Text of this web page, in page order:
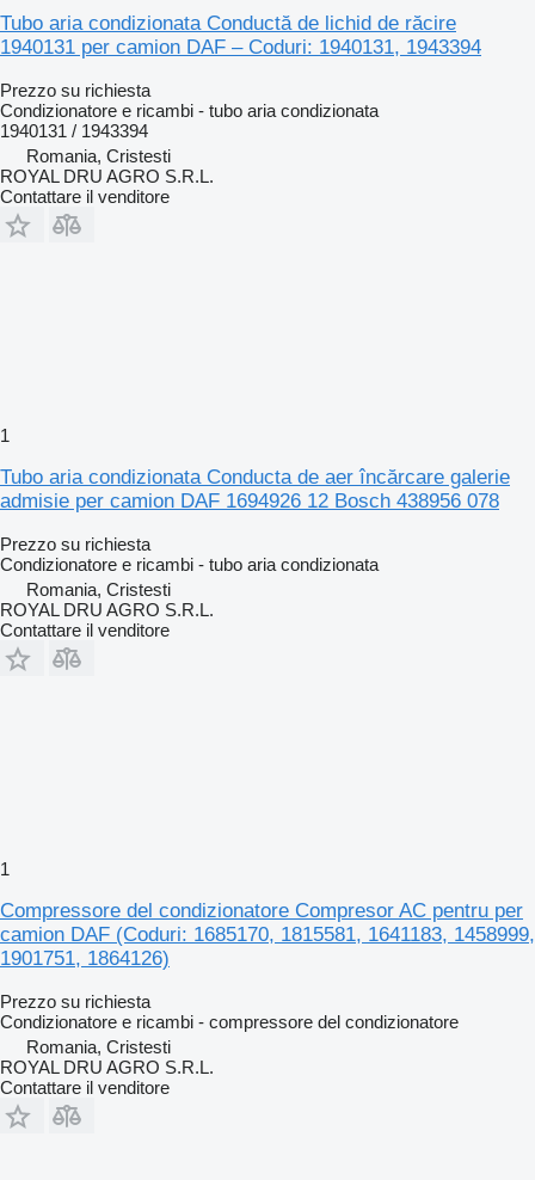
Tubo aria condizionata Conductă de lichid de răcire
1940131 per camion DAF – Coduri: 1940131, 1943394
Prezzo su richiesta
Condizionatore e ricambi - tubo aria condizionata
1940131 / 1943394
Romania, Cristesti
ROYAL DRU AGRO S.R.L.
Contattare il venditore
1
Tubo aria condizionata Conducta de aer încărcare galerie
admisie per camion DAF 1694926 12 Bosch 438956 078
Prezzo su richiesta
Condizionatore e ricambi - tubo aria condizionata
Romania, Cristesti
ROYAL DRU AGRO S.R.L.
Contattare il venditore
1
Compressore del condizionatore Compresor AC pentru per
camion DAF (Coduri: 1685170, 1815581, 1641183, 1458999,
1901751, 1864126)
Prezzo su richiesta
Condizionatore e ricambi - compressore del condizionatore
Romania, Cristesti
ROYAL DRU AGRO S.R.L.
Contattare il venditore